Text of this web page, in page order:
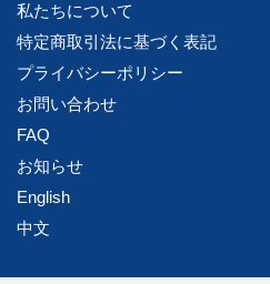
私たちについて
特定商取引法に基づく表記
プライバシーポリシー
お問い合わせ
FAQ
お知らせ
English
中文